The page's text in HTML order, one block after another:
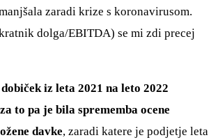
zaradi krize s koronavirusom.
dolga/EBITDA) se mi zdi precej
iz leta 2021 na leto 2022
to pa je bila sprememba ocene
davke, zaradi katere je podjetje leta